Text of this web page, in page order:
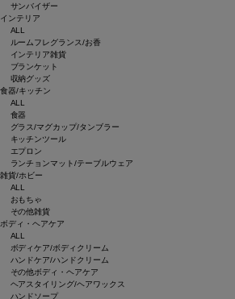
サンバイザー
インテリア
ALL
ルームフレグランス/お香
インテリア雑貨
ブランケット
収納グッズ
食器/キッチン
ALL
食器
グラス/マグカップ/タンブラー
キッチンツール
エプロン
ランチョンマット/テーブルウェア
雑貨/ホビー
ALL
おもちゃ
その他雑貨
ボディ・ヘアケア
ALL
ボディケア/ボディクリーム
ハンドケア/ハンドクリーム
その他ボディ・ヘアケア
ヘアスタイリング/ヘアワックス
ハンドソープ